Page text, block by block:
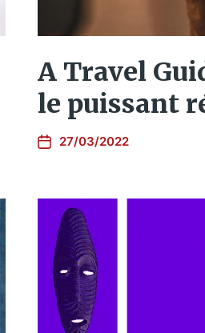
A Travel
le puissant
27/03/2022